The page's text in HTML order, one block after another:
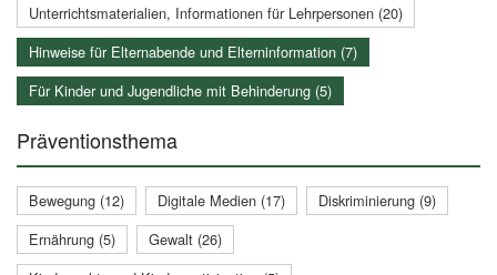
Unterrichtsmaterialien, Informationen für Lehrpersonen (20)
Hinweise für Elternabende und Elterninformation (7)
Für Kinder und Jugendliche mit Behinderung (5)
Präventionsthema
Bewegung (12) Digitale Medien (17)
Diskriminierung (9)
Ernährung (5)
Gewalt (26)